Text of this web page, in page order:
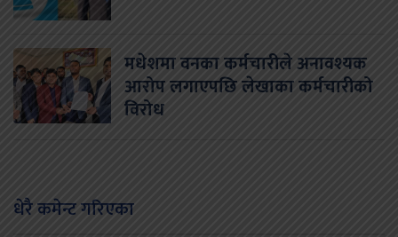
मधेशमा वनका कर्मचारीले अनावश्यक
आरोप लगाएपछि लेखाका कर्मचारीको
विरोध
धेरै कमेन्ट गरिएका